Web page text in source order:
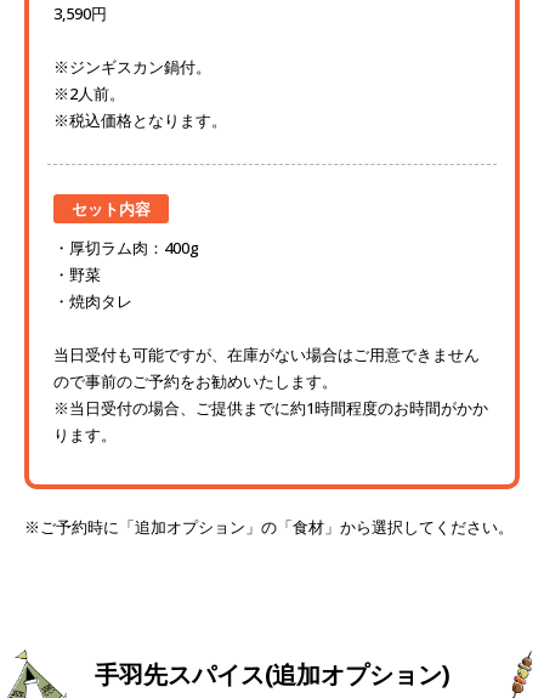
3,590円
※ジンギスカン鍋付。
※2人前。
※税込価格となります。
セット内容
厚切ラム肉：400g
野菜
焼肉タレ
当日受付も可能ですが、在庫がない場合はご用意できません
ので事前のご予約をお勧めいたします。
※当日受付の場合、ご提供までに約1時間程度のお時間がかか
ります。
※ご予約時に「追加オプション」の「食材」から選択してください。
手羽先スパイス(追加オプション)